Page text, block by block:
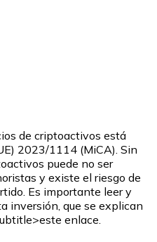
de criptoactivos está
2023/1114 (MiCA). Sin
puede no ser
y existe el riesgo de
Es importante leer y
inversión, que se explican
enlace.